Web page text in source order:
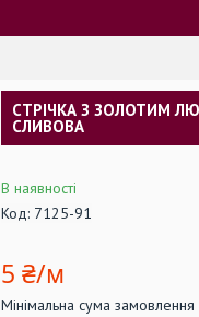
СТРІЧКА З ЗОЛОТИМ
СЛИВОВА
В наявності
Код: 7125-91
5 ₴/м
Мінімальна сума